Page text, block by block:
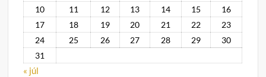
10
11 12 13 14 15
16
17
18 19 20 21 22
23
24
25 26 27 28 29
30
31
« júl